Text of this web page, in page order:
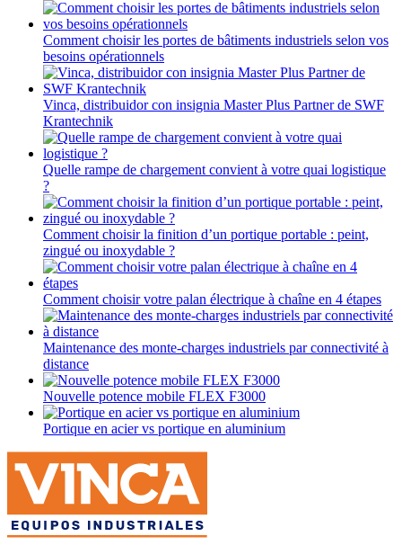
Comment choisir les portes de bâtiments industriels selon vos
besoins opérationnels
Vinca, distribuidor con insignia Master Plus Partner de SWF
Krantechnik
Quelle rampe de chargement convient à votre quai logistique
?
Comment choisir la finition d’un portique portable : peint,
zingué ou inoxydable ?
Comment choisir votre palan électrique à chaîne en 4 étapes
Maintenance des monte-charges industriels par connectivité à
distance
Nouvelle potence mobile FLEX F3000
Portique en acier vs portique en aluminium